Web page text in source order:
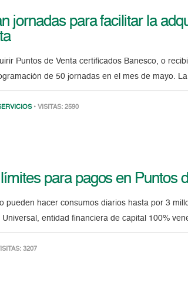
jornadas para facilitar la
Puntos de Venta certificados Banesco, o
de 50 jornadas en el mes de mayo.
• VISITAS: 2590
para pagos en Puntos
pueden hacer consumos diarios hasta por 3
entidad financiera de capital 100%
3207